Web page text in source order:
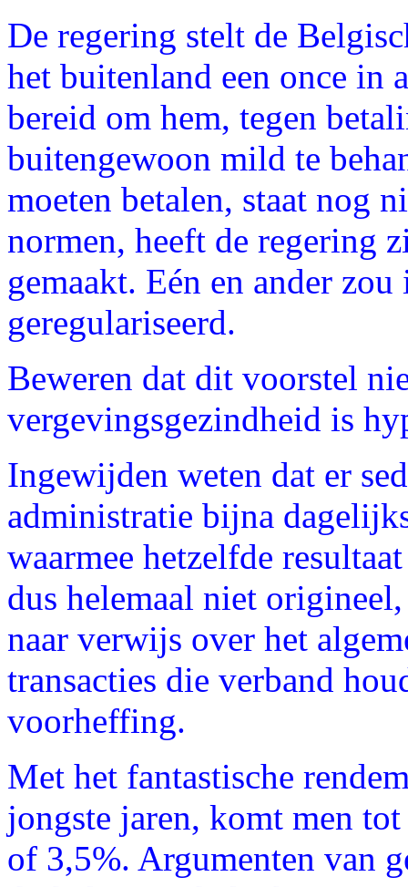
De regering stelt de
het buitenland een once
bereid om hem, tegen
buitengewoon mild te
moeten betalen, staat nog
normen, heeft de regering
gemaakt. Eén en ander
geregulariseerd.
Beweren dat dit voorstel
vergevingsgezindheid is
Ingewijden weten dat er
administratie bijna
waarmee hetzelfde
dus helemaal niet
naar verwijs over het
transacties die verband
voorheffing.
Met het fantastische
jongste jaren, komt men
of 3,5%. Argumenten van